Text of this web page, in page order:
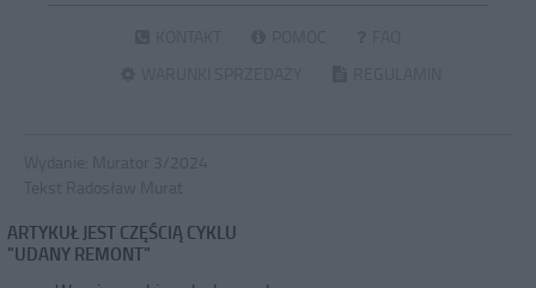
ARTYKUŁ JEST CZĘŚCIĄ CYKLU
"UDANY REMONT"